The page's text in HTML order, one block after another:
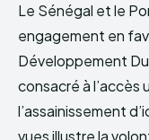
Le Sénégal et le
engagement en
Développement
consacré à l’accès
l’assainissement
vues illustre la